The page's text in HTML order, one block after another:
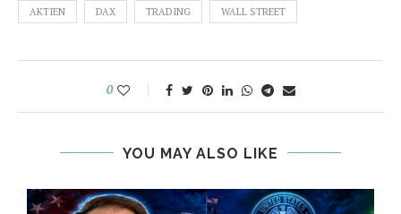
AKTIEN DAX TRADING WALL STREET
0
YOU MAY ALSO LIKE